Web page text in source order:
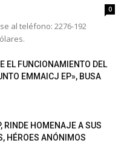
0
al teléfono: 2276-192
EL FUNCIONAMIENTO DEL
EMMAICJ EP», BUSA
RINDE HOMENAJE A SUS
HÉROES ANÓNIMOS